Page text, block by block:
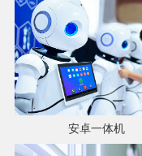
安卓一体机